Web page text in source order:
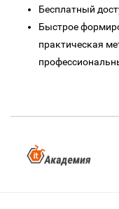
Бесплатный
Быстрое
практическая